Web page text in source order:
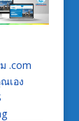
.com
เอง